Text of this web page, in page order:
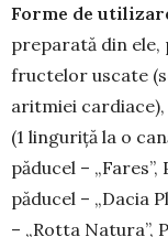
Forme de
preparată din ele,
fructelor uscate
aritmiei
(1 linguriță la o
păducel –
păducel – „Dacia
– „Rotta Natura”,